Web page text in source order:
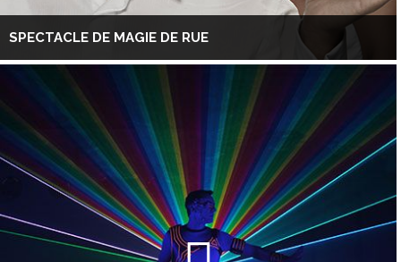
SPECTACLE DE MAGIE DE RUE